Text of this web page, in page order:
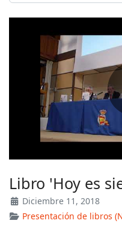
Libro 'Hoy es
Diciembre 11, 2018
Presentación de libros